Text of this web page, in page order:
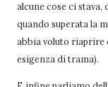
alcune cose ci
quando superata la
abbia voluto riaprire
esigenza di trama).